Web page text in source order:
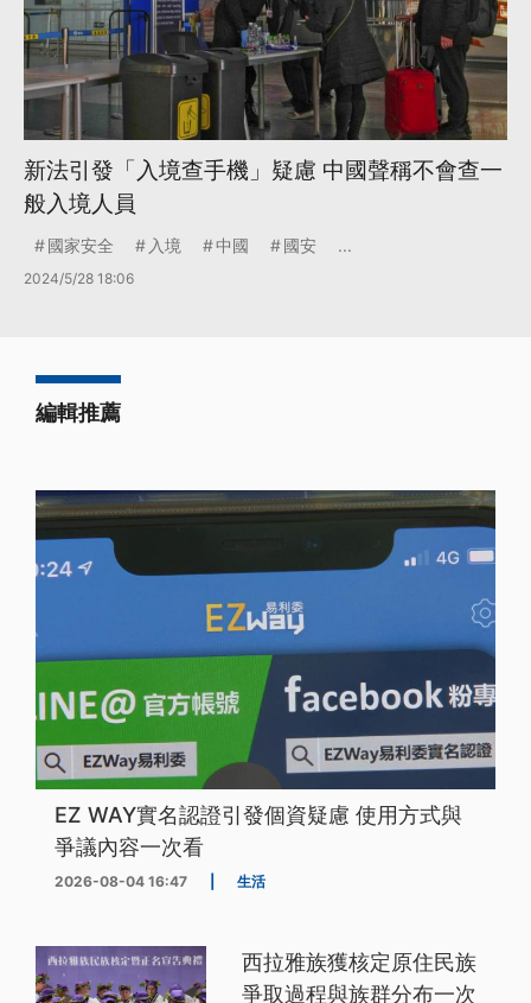
新法引發「入境查手機」疑慮 中國聲稱不會查一
般入境人員
國家安全 入境 中國 國安 ...
2024/5/28 18:06
編輯推薦
EZ WAY實名認證引發個資疑慮 使用方式與
爭議內容一次看
2026-08-04 16:47 生活
西拉雅族獲核定原住民族
爭取過程與族群分布一次